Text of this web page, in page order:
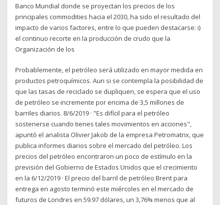
Banco Mundial donde se proyectan los precios de los
principales commodities hacia el 2030, ha sido el resultado del
impacto de varios factores, entre lo que pueden destacarse: i)
el continuo recorte en la producción de crudo que la
Organización de los
Probablemente, el petróleo será utilizado en mayor medida en
productos petroquímicos. Aun si se contempla la posibilidad de
que las tasas de reciclado se dupliquen, se espera que el uso
de petróleo se incremente por encima de 3,5 millones de
barriles diarios. 8/6/2019 · "Es difícil para el petróleo
sostenerse cuando tienes tales movimientos en acciones",
apuntó el analista Olivier Jakob de la empresa Petromatrix, que
publica informes diarios sobre el mercado del petróleo. Los
precios del petróleo encontraron un poco de estímulo en la
previsión del Gobierno de Estados Unidos que el crecimiento
en la 6/12/2019 · El precio del barril de petróleo Brent para
entrega en agosto terminó este miércoles en el mercado de
futuros de Londres en 59.97 dólares, un 3,76% menos que al